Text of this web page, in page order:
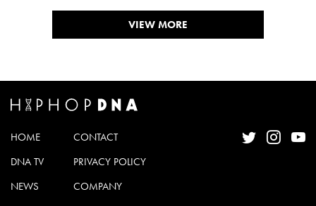
VIEW MORE
HOME
DNA TV
NEWS
CONTACT
PRIVACY POLICY
COMPANY